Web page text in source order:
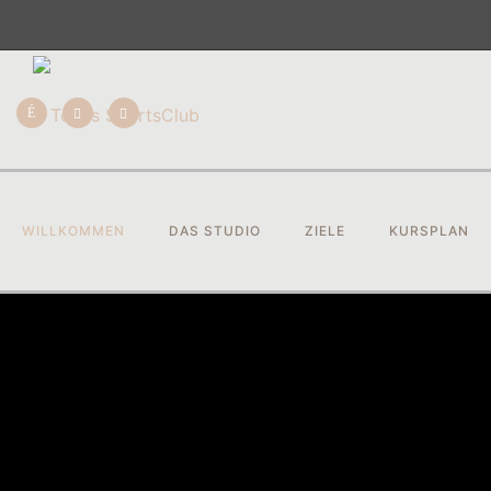
WILLKOMMEN DAS STUDIO ZIELE KURSPLAN